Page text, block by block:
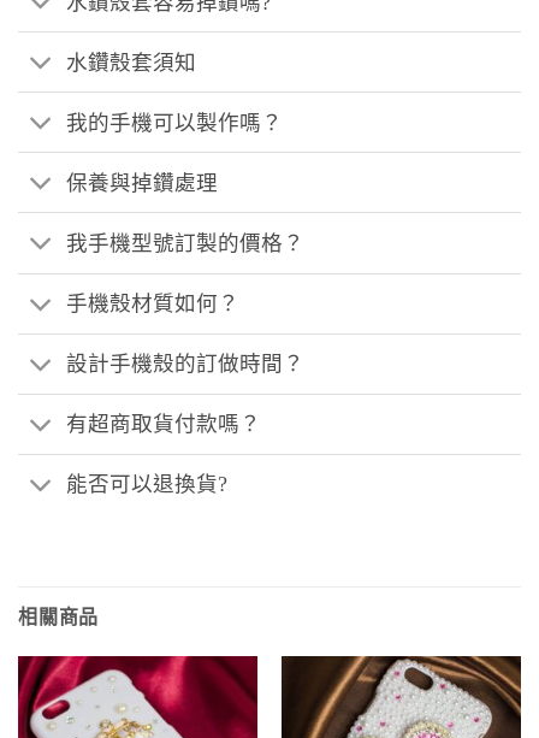
水鑽殼套須知
我的手機可以製作嗎？
保養與掉鑽處理
我手機型號訂製的價格？
手機殼材質如何？
設計手機殼的訂做時間？
有超商取貨付款嗎？
能否可以退換貨?
相關商品